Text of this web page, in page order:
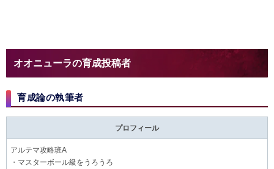
オオニューラの育成投稿者​
育成論の執筆者
プロフィール
アルテマ攻略班A
・マスターボール級をうろうろ